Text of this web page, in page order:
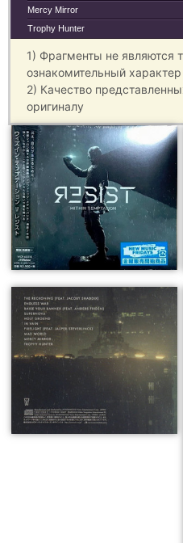
Mercy Mirror
Trophy Hunter
1) Фрагменты не являются
ознакомительный характер
2) Качество
оригиналу